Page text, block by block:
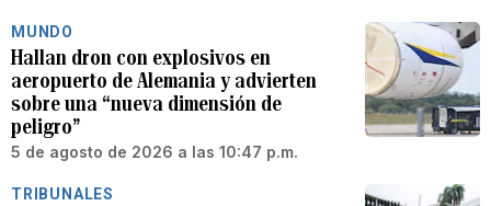
MUNDO
Hallan dron con explosivos en
aeropuerto de Alemania y advierten
sobre una “nueva dimensión de
peligro”
5 de agosto de 2026 a las 10:47 p.m.
TRIBUNALES